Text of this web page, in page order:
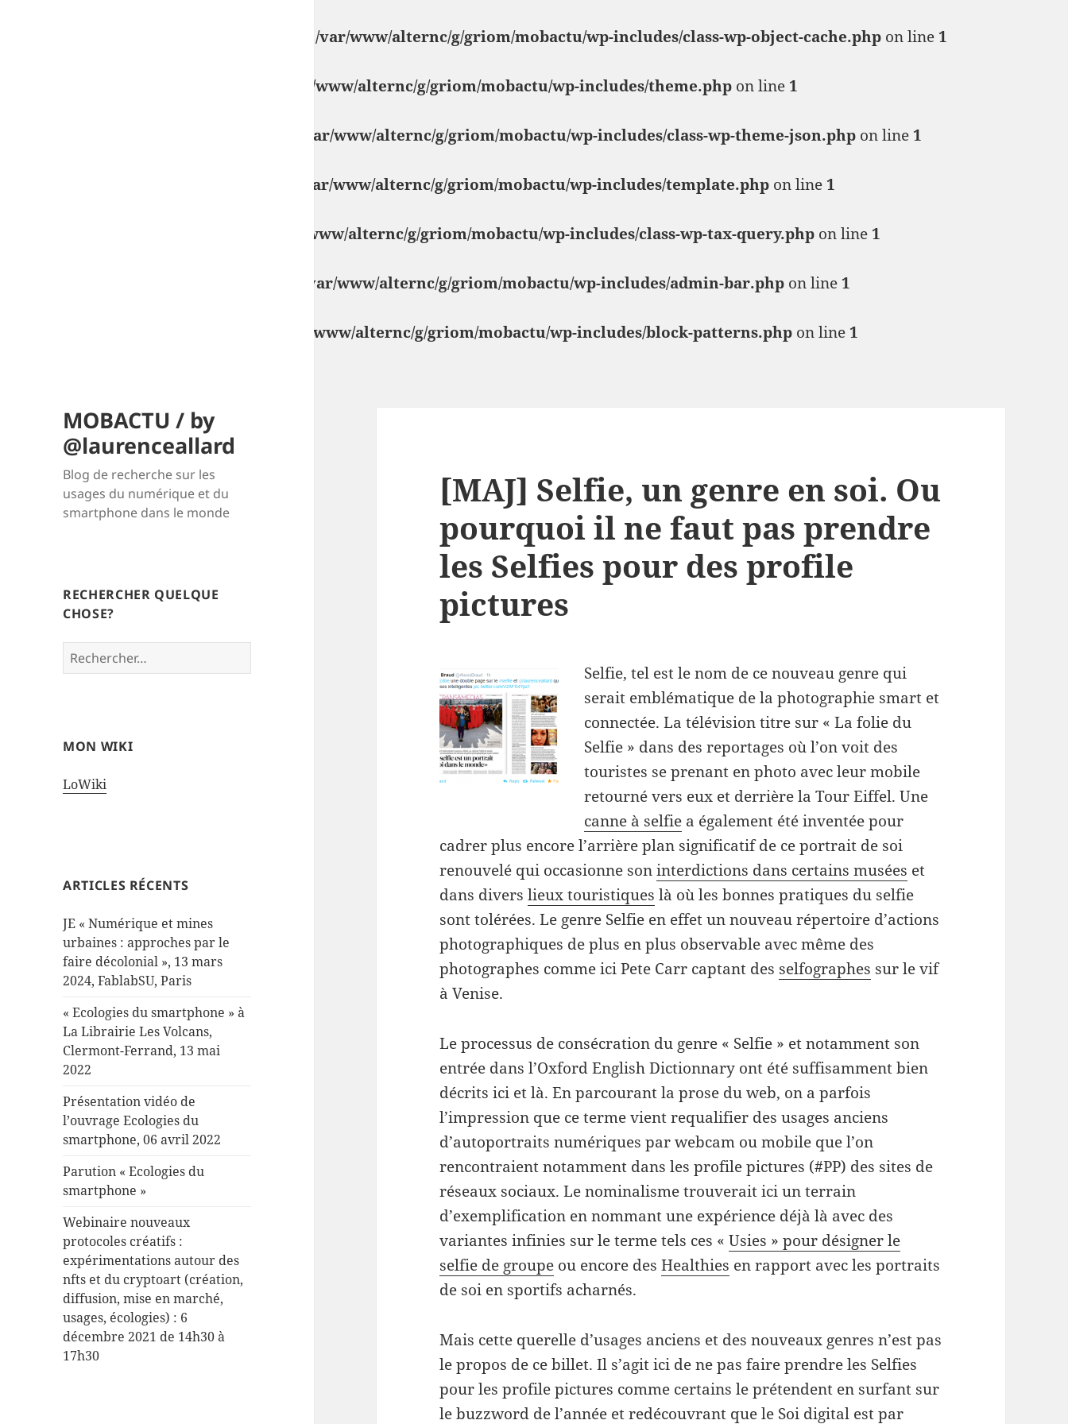
/var/www/alternc/g/griom/mobactu/wp-includes/class-wp-object-cache.php on line 1
/var/www/alternc/g/griom/mobactu/wp-includes/theme.php on line 1
/var/www/alternc/g/griom/mobactu/wp-includes/class-wp-theme-json.php on line 1
/var/www/alternc/g/griom/mobactu/wp-includes/template.php on line 1
/var/www/alternc/g/griom/mobactu/wp-includes/class-wp-tax-query.php on line 1
/var/www/alternc/g/griom/mobactu/wp-includes/admin-bar.php on line 1
/var/www/alternc/g/griom/mobactu/wp-includes/block-patterns.php on line 1
MOBACTU / by
@laurenceallard
Blog de recherche sur les
usages du numérique et du
smartphone dans le monde
RECHERCHER QUELQUE
CHOSE?
Rechercher :
MON WIKI
LoWiki
ARTICLES RÉCENTS
JE « Numérique et mines
urbaines : approches par le
faire décolonial », 13 mars
2024, FablabSU, Paris
« Ecologies du smartphone » à
La Librairie Les Volcans,
Clermont-Ferrand, 13 mai
2022
Présentation vidéo de
l’ouvrage Ecologies du
smartphone, 06 avril 2022
Parution « Ecologies du
smartphone »
Webinaire nouveaux
protocoles créatifs :
expérimentations autour des
nfts et du cryptoart (création,
diffusion, mise en marché,
usages, écologies) : 6
décembre 2021 de 14h30 à
17h30
[MAJ] Selfie, un genre en soi. Ou
pourquoi il ne faut pas prendre
les Selfies pour des profile
pictures
Selfie, tel est le nom de ce nouveau genre qui
serait emblématique de la photographie smart et
connectée. La télévision titre sur « La folie du
Selfie » dans des reportages où l’on voit des
touristes se prenant en photo avec leur mobile
retourné vers eux et derrière la Tour Eiffel. Une
canne à selfie a également été inventée pour
cadrer plus encore l’arrière plan significatif de ce portrait de soi
renouvelé qui occasionne soninterdictions dans certains musées et
dans diverslieux touristiques là où les bonnes pratiques du selfie
sont tolérées. Le genre Selfie en effet un nouveau répertoire d’actions
photographiques de plus en plus observable avec même des
photographes comme ici Pete Carr captant des selfographes sur le vif
à Venise.
Le processus de consécration du genre « Selfie » et notamment son
entrée dans l’Oxford English Dictionnary ont été suffisamment bien
décrits ici et là. En parcourant la prose du web, on a parfois
l’impression que ce terme vient requalifier des usages anciens
d’autoportraits numériques par webcam ou mobile que l’on
rencontraient notamment dans les profile pictures (#PP) des sites de
réseaux sociaux. Le nominalisme trouverait ici un terrain
d’exemplification en nommant une expérience déjà là avec des
variantes infinies sur le terme tels ces «Usies » pour désigner le
selfie de groupe ou encore desHealthies en rapport avec les portraits
de soi en sportifs acharnés.
Mais cette querelle d’usages anciens et des nouveaux genres n’est pas
le propos de ce billet. Il s’agit ici de ne pas faire prendre les Selfies
pour les profile pictures comme certains le prétendent en surfant sur
le buzzword de l’année et redécouvrant que le Soi digital est par